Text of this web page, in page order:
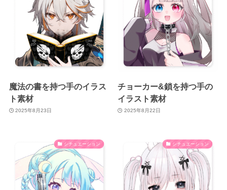
魔法の書を持つ手のイラス
ト素材
2025年8月23日
チョーカー&鎖を持つ手の
イラスト素材
2025年8月22日
シチュエーション シチュエーション